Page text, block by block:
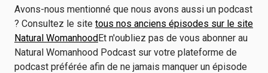
Avons-nous mentionné que nous avons aussi un podcast
? Consultez le site tous nos anciens épisodes sur le site
Natural WomanhoodEt n'oubliez pas de vous abonner au
Natural Womanhood Podcast sur votre plateforme de
podcast préférée afin de ne jamais manquer un épisode